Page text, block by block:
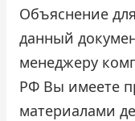
Объяснение
данный
менеджеру
РФ Вы имеете
материалами